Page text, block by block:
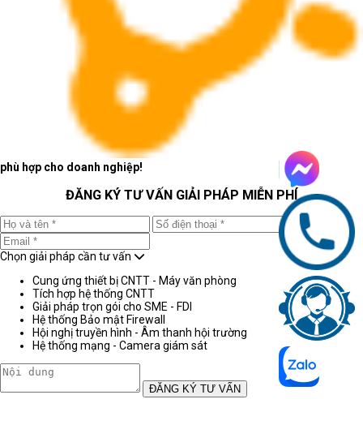
phù hợp cho doanh nghiệp!
ĐĂNG KÝ TƯ VẤN GIẢI PHÁP MIỄN PHÍ
Chọn giải pháp cần tư vấn
Cung ứng thiết bị CNTT - Máy văn phòng
Tích hợp hệ thống CNTT
Giải pháp trọn gói cho SME - FDI
Hệ thống Bảo mật Firewall
Hội nghị truyền hình - Âm thanh hội trường
Hệ thống mạng - Camera giám sát
ĐĂNG KÝ TƯ VẤN